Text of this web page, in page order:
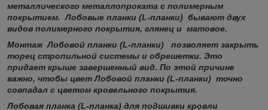
металлического металлопроката с полимерным
покрытием. Лобовые планки (L-планки) бывают двух
видов полимерного покрытия, глянец и матовое.
Монтаж Лобовой планки (L-планки) позволяет закрыть
торец стропильной системы и обрешетки. Это
придает крыше завершенный вид. По этой причине
важно, чтобы цвет Лобовой планки (L-планки) точно
совпадал с цветом кровельного покрытия.
Лобовая планка (L-планка) для подшивки кровли